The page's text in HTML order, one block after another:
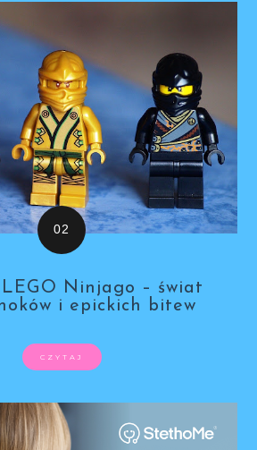
Ninjago – świat
i epickich bitew
CZYTAJ